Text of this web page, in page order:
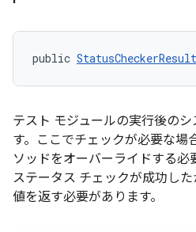
public StatusCheckerResult
テスト モジュールの実行後の
す。ここでチェックが必要な場
ソッドをオーバーライドする必
ステータス チェックが成功し
値を返す必要があります。